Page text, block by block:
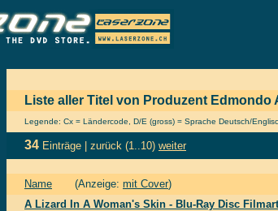
Liste aller Titel von Produzent Edmondo
Legende: Cx = Ländercode, D/E (gross) = Sprache Deutsch/
34 Einträge | zurück (1..10) weiter
Name (Anzeige: mit Cover)
A Lizard In A Woman's Skin - Blu-Ray Disc